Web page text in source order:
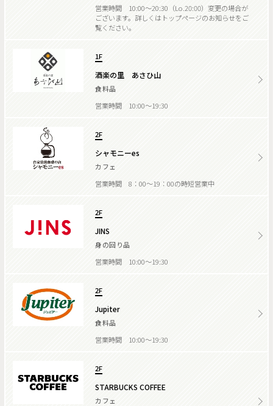
営業時間 10:00～20:30（Lo.20:00）変更の場合が
ございます。詳しくはトップページのお知らせをご
覧ください。
1F
酒楽の里 あさひ山
食料品
営業時間 10:00～19:30
2F
シャモニーes
カフェ
営業時間 8：00～19：00の時短営業中
2F
JINS
身の回り品
営業時間 10:00～19:30
2F
Jupiter
食料品
営業時間 10:00～19:30
2F
STARBUCKS COFFEE
カフェ